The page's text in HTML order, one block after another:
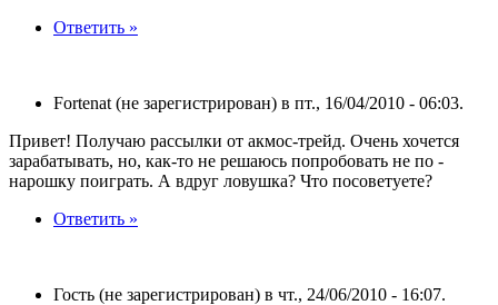
Ответить »
Fortenat (не зарегистрирован) в пт., 16/04/2010 - 06:03.
Привет! Получаю рассылки от акмос-трейд. Очень хочется
зарабатывать, но, как-то не решаюсь попробовать не по -
нарошку поиграть. А вдруг ловушка? Что посоветуете?
Ответить »
Гость (не зарегистрирован) в чт., 24/06/2010 - 16:07.